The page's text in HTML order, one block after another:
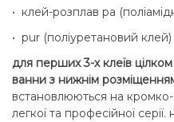
• клей-розплав pa
• pur (поліуретановий клей)
для перших 3-х клеїв цілком
ванни з нижнім
встановлюються на
легкої та професійної